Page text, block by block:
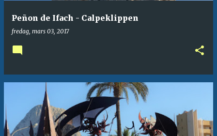
Peñon de Ifach - Calpeklippen
fredag, mars 03, 2017